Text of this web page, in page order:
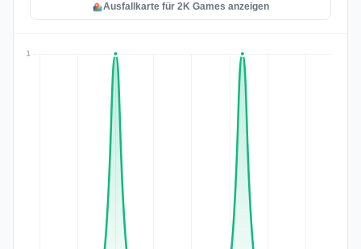
Ausfallkarte für 2K Games anzeigen